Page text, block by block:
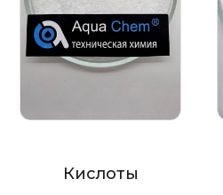
Кислоты